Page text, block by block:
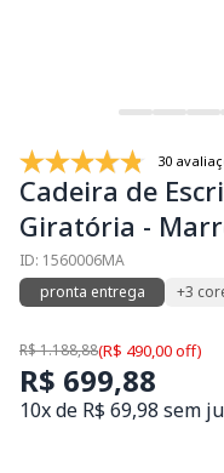
30
Cadeira de
Giratória -
ID: 1560006MA
pronta entrega
+3
R$ 1.188,88(R$ 490,00 off)
R$ 699,88
10x de R$ 69,98 sem